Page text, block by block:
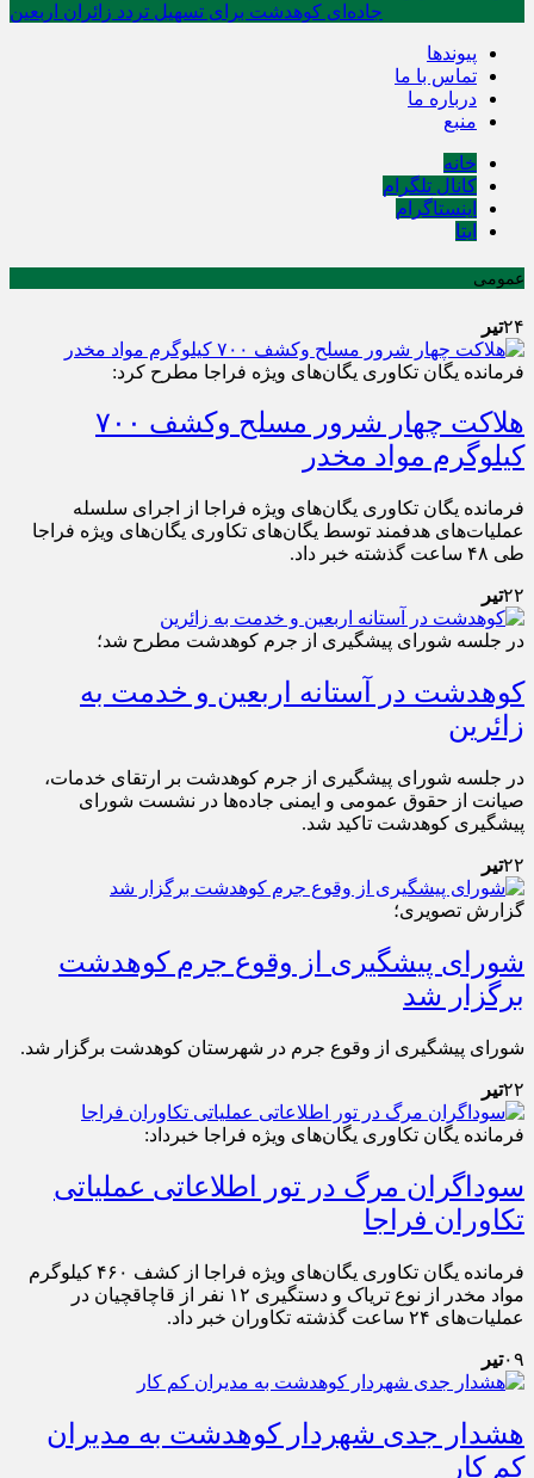
جاده‌ای کوهدشت برای تسهیل تردد زائران اربعین
پیوندها
تماس با ما
درباره ما
منبع
خانه
کانال تلگرام
اینستاگرام
ایتا
عمومی
۲۴تیر
فرمانده یگان تکاوری یگان‌های ویژه فراجا مطرح کرد:
هلاکت چهار شرور مسلح وکشف ۷۰۰
کیلوگرم مواد مخدر
فرمانده یگان تکاوری یگان‌های ویژه فراجا از اجرای سلسله
عملیات‌های هدفمند توسط یگان‌های تکاوری یگان‌های ویژه فراجا
طی ۴۸ ساعت گذشته خبر داد.
۲۲تیر
در جلسه شورای پیشگیری از جرم کوهدشت مطرح شد؛
کوهدشت در آستانه اربعین و خدمت‌ به
زائرین
در جلسه شورای پیشگیری از جرم کوهدشت بر ارتقای خدمات،
صیانت از حقوق عمومی و ایمنی جاده‌ها در نشست شورای
پیشگیری کوهدشت تاکید شد.
۲۲تیر
گزارش تصویری؛
شورای پیشگیری از وقوع جرم کوهدشت
برگزار شد
شورای پیشگیری از وقوع جرم در شهرستان کوهدشت برگزار شد.
۲۲تیر
فرمانده یگان تکاوری یگان‌های ویژه فراجا خبرداد:
سوداگران مرگ در تور اطلاعاتی عملیاتی
تکاوران فراجا
فرمانده یگان تکاوری یگان‌های ویژه فراجا از کشف ۴۶۰ کیلوگرم
مواد مخدر از نوع تریاک و دستگیری ۱۲ نفر از قاچاقچیان در
عملیات‌های ۲۴ ساعت گذشته تکاوران خبر داد.
۰۹تیر
هشدار جدی شهردار کوهدشت به مدیران
کم کار